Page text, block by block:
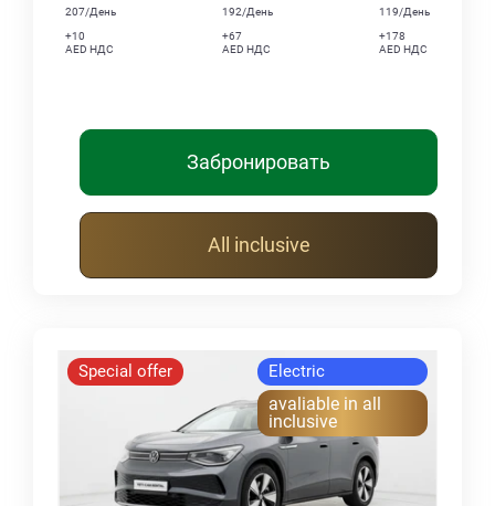
207/День
+10
AED НДС
192/День
+67
AED НДС
119/День
+178
AED НДС
Забронировать
All inclusive
Special offer Electric
avaliable in all
inclusive